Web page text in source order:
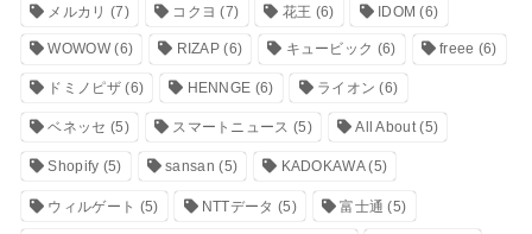
メルカリ (7) コクヨ (7) 花王 (6) IDOM (6)
WOWOW(6) RIZAP (6) キュービック (6) freee (6)
ドミノピザ(6) HENNGE (6) ライオン (6)
ベネッセ (5) スマートニュース (5) All About(5)
Shopify (5) sansan (5) KADOKAWA(5)
ウィルゲート (5) NTTデータ (5) 富士通 (5)